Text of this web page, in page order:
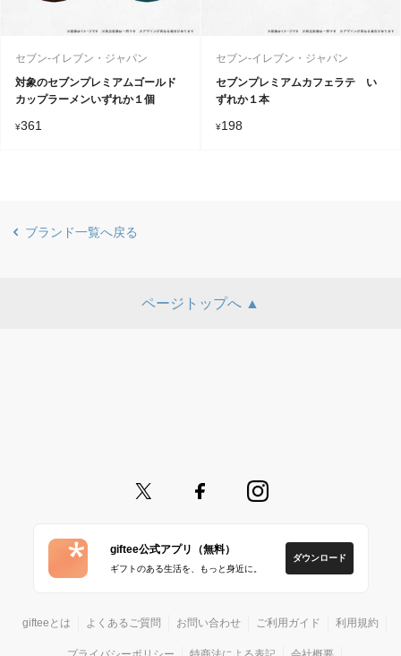
セブン-イレブン・ジャパン
対象のセブンプレミアムゴールド
カップラーメンいずれか１個
¥361
セブン-イレブン・ジャパン
セブンプレミアムカフェラテ い
ずれか１本
¥198
ブランド一覧へ戻る
ページトップへ ▲
giftee公式アプリ（無料）
ギフトのある生活を、もっと身近に。
ダウンロード
gifteeとは よくあるご質問 お問い合わせ ご利用ガイド 利用規約